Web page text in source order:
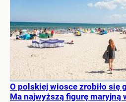
O polskiej wiosce zrobiło się
Ma najwyższą figurę maryjną